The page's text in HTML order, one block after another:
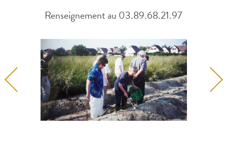
Renseignement au 03.89.68.21.97